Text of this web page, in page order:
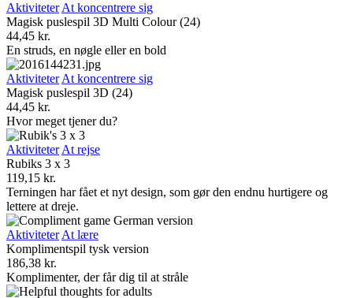
AktiviteterAt koncentrere sig
Magisk puslespil 3D Multi Colour (24)
44,45 kr.
En struds, en nøgle eller en bold
AktiviteterAt koncentrere sig
Magisk puslespil 3D (24)
44,45 kr.
Hvor meget tjener du?
AktiviteterAt rejse
Rubiks 3 x 3
119,15 kr.
Terningen har fået et nyt design, som gør den endnu hurtigere og
lettere at dreje.
AktiviteterAt lære
Komplimentspil tysk version
186,38 kr.
Komplimenter, der får dig til at stråle